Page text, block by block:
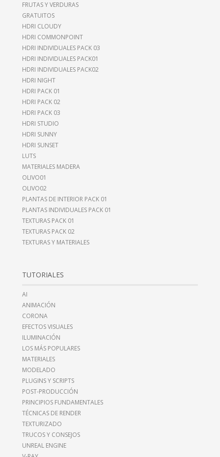
FRUTAS Y VERDURAS
GRATUITOS
HDRI CLOUDY
HDRI COMMONPOINT
HDRI INDIVIDUALES PACK 03
HDRI INDIVIDUALES PACK01
HDRI INDIVIDUALES PACK02
HDRI NIGHT
HDRI PACK 01
HDRI PACK 02
HDRI PACK 03
HDRI STUDIO
HDRI SUNNY
HDRI SUNSET
LUTS
MATERIALES MADERA
OLIVO01
OLIVO02
PLANTAS DE INTERIOR PACK 01
PLANTAS INDIVIDUALES PACK 01
TEXTURAS PACK 01
TEXTURAS PACK 02
TEXTURAS Y MATERIALES
TUTORIALES
AI
ANIMACIÓN
CORONA
EFECTOS VISUALES
ILUMINACIÓN
LOS MÁS POPULARES
MATERIALES
MODELADO
PLUGINS Y SCRIPTS
POST-PRODUCCIÓN
PRINCIPIOS FUNDAMENTALES
TÉCNICAS DE RENDER
TEXTURIZADO
TRUCOS Y CONSEJOS
UNREAL ENGINE